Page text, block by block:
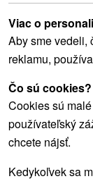
Viac o
Aby sme vedeli,
reklamu,
Čo sú cookies?
Cookies sú
používateľský
chcete nájsť.
Kedykoľvek sa